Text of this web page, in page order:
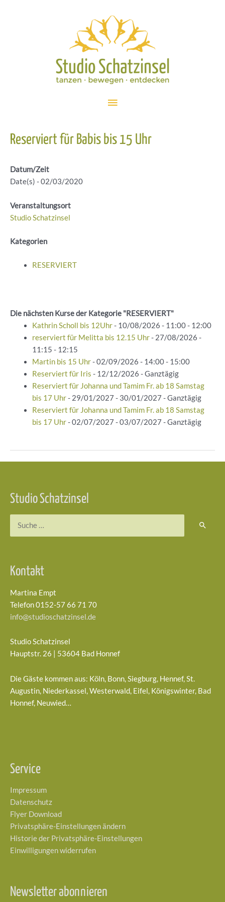
Hauptmenü
Reserviert für Babis bis 15 Uhr
Datum/Zeit
Date(s) - 02/03/2020
Veranstaltungsort
Studio Schatzinsel
Kategorien
RESERVIERT
Die nächsten Kurse der Kategorie "RESERVIERT"
Kathrin Scholl bis 12Uhr- 10/08/2026 - 11:00 - 12:00
reserviert für Melitta bis 12.15 Uhr- 27/08/2026 -
11:15 - 12:15
Martin bis 15 Uhr- 02/09/2026 - 14:00 - 15:00
Reserviert für Iris - 12/12/2026 - Ganztägig
Reserviert für Johanna und Tamim Fr. ab 18 Samstag
bis 17 Uhr- 29/01/2027 - 30/01/2027 - Ganztägig
Reserviert für Johanna und Tamim Fr. ab 18 Samstag
bis 17 Uhr- 02/07/2027 - 03/07/2027 - Ganztägig
Studio Schatzinsel
Kontakt
Martina Empt
Telefon 0152-57 66 71 70
info@studioschatzinsel.de
Studio Schatzinsel
Hauptstr. 26 | 53604 Bad Honnef
Die Gäste kommen aus: Köln, Bonn, Siegburg, Hennef, St.
Augustin, Niederkassel, Westerwald, Eifel, Königswinter, Bad
Honnef, Neuwied…
Service
Impressum
Datenschutz
Flyer Download
Privatsphäre-Einstellungen ändern
Historie der Privatsphäre-Einstellungen
Einwilligungen widerrufen
Newsletter abonnieren